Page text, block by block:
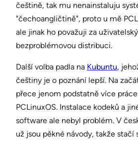
češtině, tak mu nenainstaluju
"čechoangličtině", proto u mě
ale jinak ho považuji za
bezproblémovou distribuci.
Další volba padla na Kubuntu,
češtiny je o poznání lepší. Na
přece jenom podstatně více
PCLinuxOS. Instalace kodeků a
software ale nebyl problém. V
už jsou pěkné návody, takže